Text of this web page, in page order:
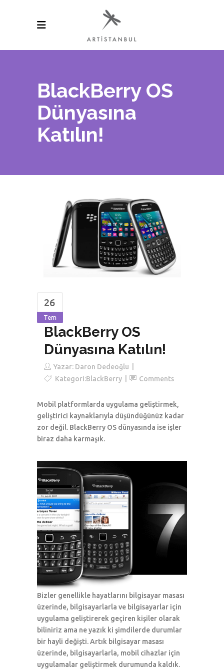
BlackBerry OS
Dünyasına
Katılın!
26
Tem
BlackBerry OS
Dünyasına Katılın!
Yazar: Daron Dedeoğlu
Kategori:BlackBerry Comments
Mobil platformlarda uygulama geliştirmek,
geliştirici kaynaklarıyla düşündüğünüz kadar
zor değil. BlackBerry OS dünyasında ise işler
biraz daha karmaşık.
Bizler genellikle hayatlarını bilgisayar masası
üzerinde, bilgisayarlarla ve bilgisayarlar için
uygulama geliştirerek geçiren kişiler olarak
biliniriz ama ne yazık ki şimdilerde durumlar
bir hayli değişti. Artık bilgisayar masası
üzerinde, bilgisayarlarla, mobil cihazlar için
uygulamalar geliştirmek durumunda kaldık.